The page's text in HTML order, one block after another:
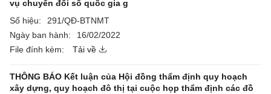
vụ chuyển đổi số quốc gia g
Số hiệu:
291/QĐ-BTNMT
Ngày ban hành:
16/02/2022
File đính kèm:
Tải về
THÔNG BÁO Kết luận của Hội đồng thẩm định quy hoạch
xây dựng, quy hoạch đô thị tại cuộc họp thẩm định các đồ